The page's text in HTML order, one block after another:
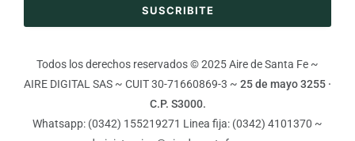
SUSCRIBITE
Todos los derechos reservados © 2025 Aire de Santa Fe ~
AIRE DIGITAL SAS ~ CUIT 30-71660869-3 ~ 25 de mayo 3255 ·
C.P. S3000.
Whatsapp: (0342) 155219271 Linea fija: (0342) 4101370 ~